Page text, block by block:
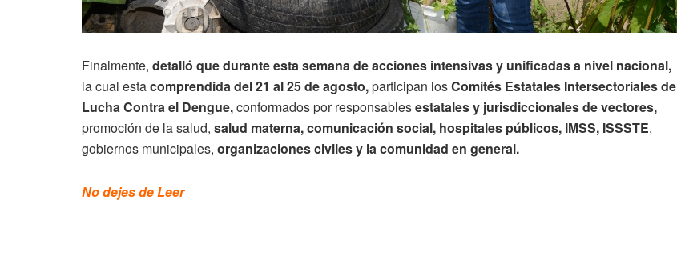
Finalmente, detalló que durante esta semana de acciones intensivas y unificadas a nivel nacional,
la cual estacomprendida del 21 al 25 de agosto,participan losComités Estatales Intersectoriales de
Lucha Contra el Dengue,conformados por responsablesestatales y jurisdiccionales de vectores,
promoción de la salud, salud materna, comunicación social, hospitales públicos, IMSS, ISSSTE,
gobiernos municipales, organizaciones civiles y la comunidad en general.
No dejes de Leer